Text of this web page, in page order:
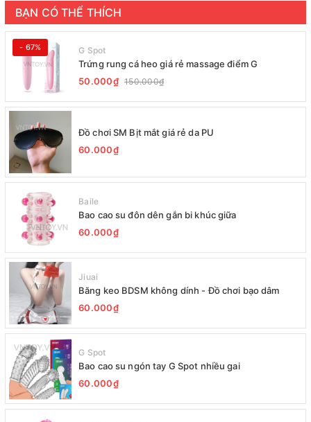
BẠN CÓ THỂ THÍCH
- 67% G Spot
Trứng rung cá heo giá rẻ massage điểm G
50.000₫ 150.000₫
Đồ chơi SM Bịt mắt giá rẻ da PU
60.000₫
Baile
Bao cao su đôn dên gắn bi khúc giữa
60.000₫
Jiuai
Băng keo BDSM không dính - Đồ chơi bạo dâm
60.000₫
G Spot
Bao cao su ngón tay G Spot nhiều gai
60.000₫